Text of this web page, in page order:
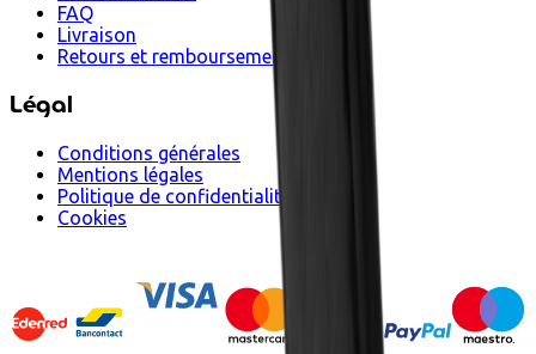
FAQ
Livraison
Retours et remboursements
Légal
Conditions générales
Mentions légales
Politique de confidentialité
Cookies